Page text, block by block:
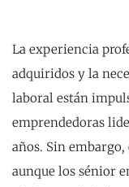
La experiencia
adquiridos y la
laboral están
emprendedoras
años. Sin embargo,
aunque los sénior